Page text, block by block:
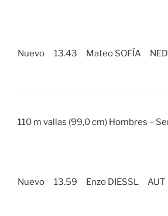
Nuevo 13.43 Mateo SOFÍA NED
110 m vallas (99,0 cm) Hombres –
Nuevo 13.59 Enzo DIESSL AUT